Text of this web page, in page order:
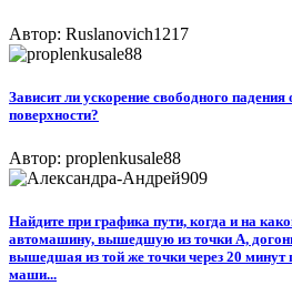
Автор: Ruslanovich1217
Зависит ли ускорение свободного падения
поверхности?
Автор: proplenkusale88
Найдите при графика пути, когда и на
автомашину, вышедшую из точки А,
вышедшая из той же точки через 20 минут
маши...